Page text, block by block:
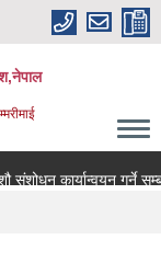
कार्यान्वयन गर्ने